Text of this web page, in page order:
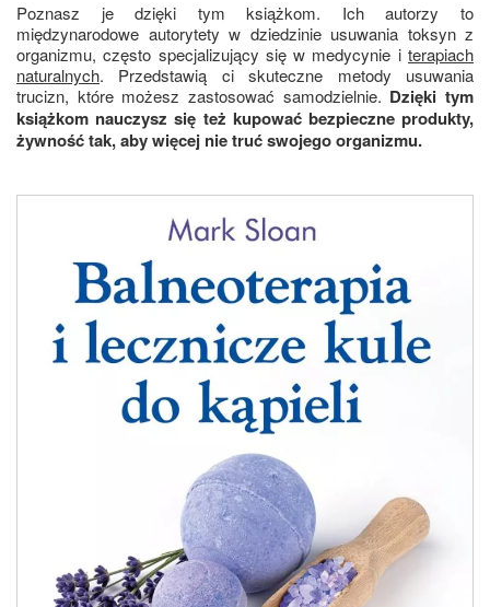
Poznasz je dzięki tym książkom. Ich autorzy to
międzynarodowe autorytety w dziedzinie usuwania toksyn z
organizmu, często specjalizujący się w medycynie i terapiach
naturalnych. Przedstawią ci skuteczne metody usuwania
trucizn, które możesz zastosować samodzielnie. Dzięki tym
książkom nauczysz się też kupować bezpieczne produkty,
żywność tak, aby więcej nie truć swojego organizmu.